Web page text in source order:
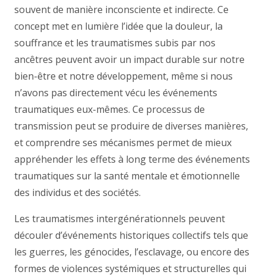
souvent de manière inconsciente et indirecte. Ce
concept met en lumière l’idée que la douleur, la
souffrance et les traumatismes subis par nos
ancêtres peuvent avoir un impact durable sur notre
bien-être et notre développement, même si nous
n’avons pas directement vécu les événements
traumatiques eux-mêmes. Ce processus de
transmission peut se produire de diverses manières,
et comprendre ses mécanismes permet de mieux
appréhender les effets à long terme des événements
traumatiques sur la santé mentale et émotionnelle
des individus et des sociétés.
Les traumatismes intergénérationnels peuvent
découler d’événements historiques collectifs tels que
les guerres, les génocides, l’esclavage, ou encore des
formes de violences systémiques et structurelles qui